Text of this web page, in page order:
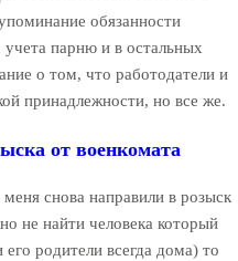
обязанности
учета парню и в остальных
о том, что работодатели и
принадлежности, но все же.
от военкомата
снова направили в розыск
не найти человека который
родители всегда дома) то